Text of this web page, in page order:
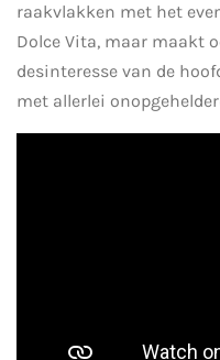
raakvlakken met het
Dolce Vita, maar maakt
desinteresse van de
met allerlei